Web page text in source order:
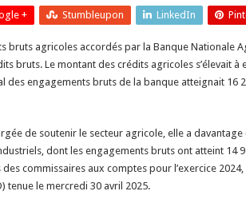
+ Stumbleupon LinkedIn
bruts agricoles accordés par la Banque Nationale
bruts. Le montant des crédits agricoles s’élevait à
des engagements bruts de la banque atteignait 16
de soutenir le secteur agricole, elle a davantage
dont les engagements bruts ont atteint 14
commissaires aux comptes pour l’exercice
tenue le mercredi 30 avril 2025.